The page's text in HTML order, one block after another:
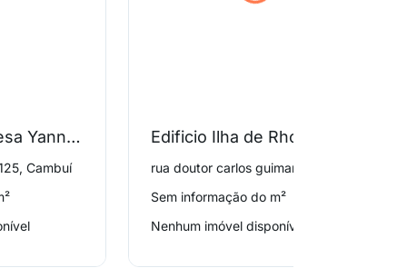
Residencial Teresa Yannes
Cambuí
Edificio Ilha de Rhodes
Sem informação do m²
Nenhum imóvel disponível